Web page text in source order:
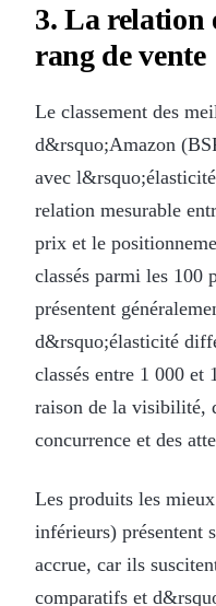
3. La relation
rang de vente
Le classement des
d&rsquo;Amazon
avec
relation mesurable
prix et le
classés parmi les 100
présentent
d&rsquo;élasticité
classés entre 1 000 et
raison de la visibilité,
concurrence et des
Les produits les
inférieurs) présentent
accrue, car ils
comparatifs et